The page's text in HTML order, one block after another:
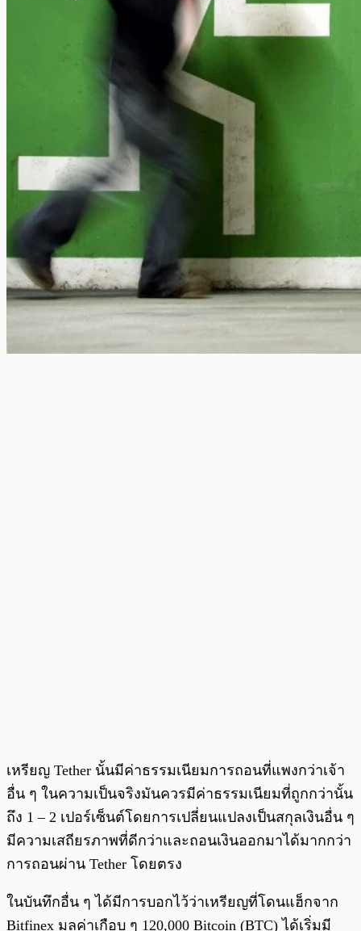
เหรียญ Tether นั้นมีค่าธรรมเนียมการถอนที่แพงกว่าเจ้า
อื่น ๆ ในความเป็นจริงมันควรมีค่าธรรมเนียมที่ถูกกว่านั้น
ถึง 1 – 2 เปอร์เซ็นต์โดยการเปลี่ยนแปลงเป็นสกุลเงินอื่น ๆ
มีความเสถียรภาพที่ดีกว่าและถอนเงินออกมาได้มากกว่า
การถอนผ่าน Tether โดยตรง
ในบันทึกอื่น ๆ ได้มีการบอกไว้ว่าเหรียญที่โดนแฮ็กจาก
Bitfinex มูลค่าเกือบ ๆ 120,000 Bitcoin (BTC) ได้เริ่มมี